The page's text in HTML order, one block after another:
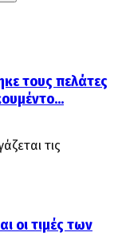
τους πελάτες
τις
οι τιμές των